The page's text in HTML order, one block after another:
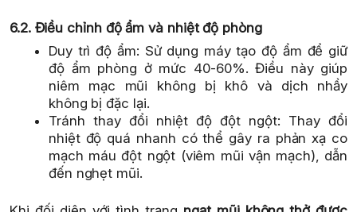
6.2. Điều chỉnh độ ẩm và nhiệt độ phòng
Duy trì độ ẩm: Sử dụng máy tạo độ ẩm để giữ
độ ẩm phòng ở mức 40-60%. Điều này giúp
niêm mạc mũi không bị khô và dịch nhầy
không bị đặc lại.
Tránh thay đổi nhiệt độ đột ngột: Thay đổi
nhiệt độ quá nhanh có thể gây ra phản xạ co
mạch máu đột ngột (viêm mũi vận mạch), dẫn
đến nghẹt mũi.